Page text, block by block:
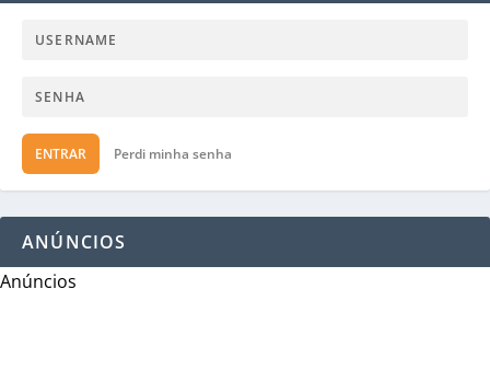
ENTRAR Perdi minha senha
ANÚNCIOS
Anúncios